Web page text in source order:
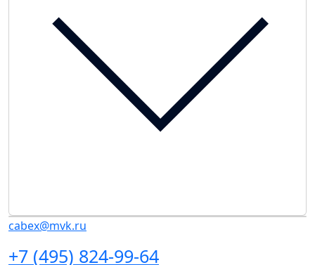
cabex@mvk.ru
+7 (495) 824-99-64